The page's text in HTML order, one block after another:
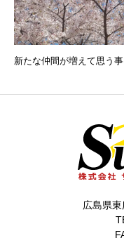
新たな仲間が増えて思う事
広島県